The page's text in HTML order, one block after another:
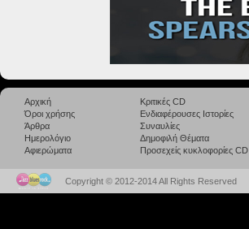
Αρχική
Όροι χρήσης
Άρθρα
Ημερολόγιο
Αφιερώματα
Κριτικές CD
Ενδιαφέρουσες Ιστορίες
Συναυλίες
Δημοφιλή Θέματα
Προσεχείς κυκλοφορίες CD
Copyright © 2012-2014 All Rights Reserved